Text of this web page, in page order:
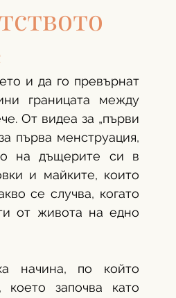
и да го превърнат
границата между
От видеа за „първи
първа менструация,
на дъщерите си в
и майките, които
се случва, когато
от живота на едно
начина, по който
започва като